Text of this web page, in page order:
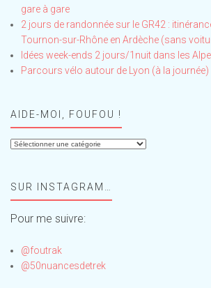
gare à gare
2 jours de randonnée sur le GR42 :
Tournon-sur-Rhône en Ardèche (sans
Idées week-ends 2 jours/1nuit dans les
Parcours vélo autour de Lyon (à la journée)
AIDE-MOI, FOUFOU !
Aide-
!SUR INSTAGRAM…
Pour me suivre:
@foutrak
@50nuancesdetrek